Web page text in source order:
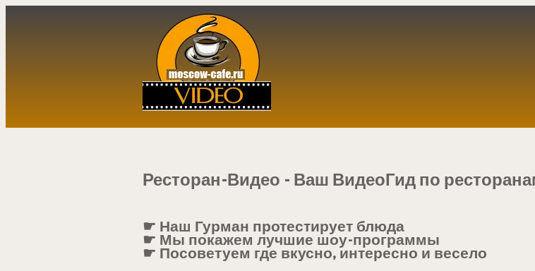
Ресторан-Видео - Ваш ВидеоГид по
☛ Наш Гурман протестирует блюда
☛ Мы покажем лучшие шоу-программы
☛ Посоветуем где вкусно, интересно и весело